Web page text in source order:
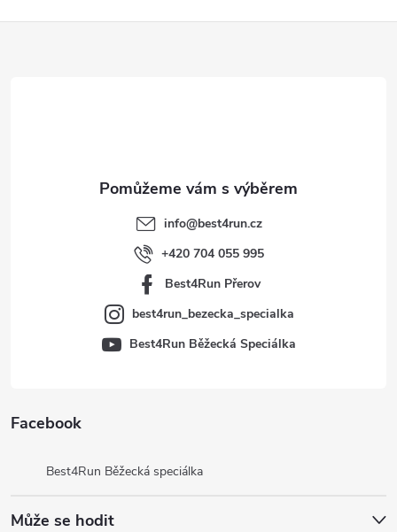
Facebook
Best4Run Běžecká speciálka
Může se hodit
info@best4run.cz
+420 704 055 995
Best4Run Přerov
best4run_bezecka_specialka
Best4Run Běžecká Speciálka